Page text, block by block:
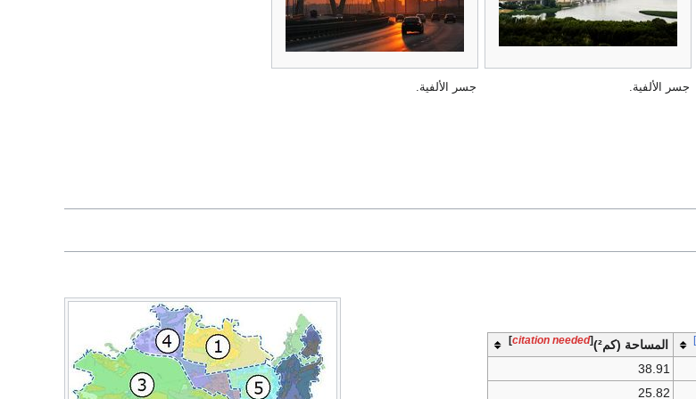
جسر الألفية. جسر الألفية.
المساحة (كم²) [
citation needed
]
38.91
25.82